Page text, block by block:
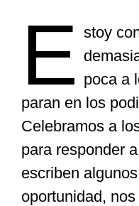
E stoy
poca a
paran en los
Celebramos a
para responder
escriben
oportunidad,